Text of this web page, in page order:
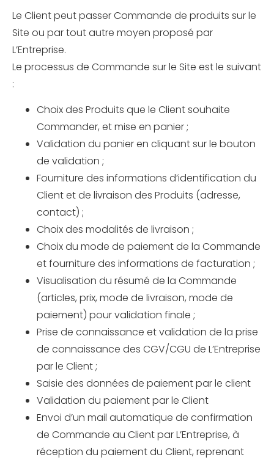
Le Client peut passer Commande de produits sur le
Site ou par tout autre moyen proposé par
L’Entreprise.
Le processus de Commande sur le Site est le suivant
:
Choix des Produits que le Client souhaite
Commander, et mise en panier ;
Validation du panier en cliquant sur le bouton
de validation ;
Fourniture des informations d’identification du
Client et de livraison des Produits (adresse,
contact) ;
Choix des modalités de livraison ;
Choix du mode de paiement de la Commande
et fourniture des informations de facturation ;
Visualisation du résumé de la Commande
(articles, prix, mode de livraison, mode de
paiement) pour validation finale ;
Prise de connaissance et validation de la prise
de connaissance des CGV/CGU de L’Entreprise
par le Client ;
Saisie des données de paiement par le client
Validation du paiement par le Client
Envoi d’un mail automatique de confirmation
de Commande au Client par L’Entreprise, à
réception du paiement du Client, reprenant